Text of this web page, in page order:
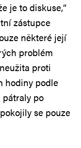
je to diskuse,“
zástupce
některé její
problém
proti
hodiny podle
po
se pouze